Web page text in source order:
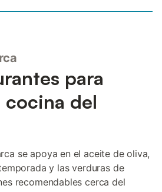
para
del
se apoya en el aceite de oliva,
y las verduras de
recomendables cerca del